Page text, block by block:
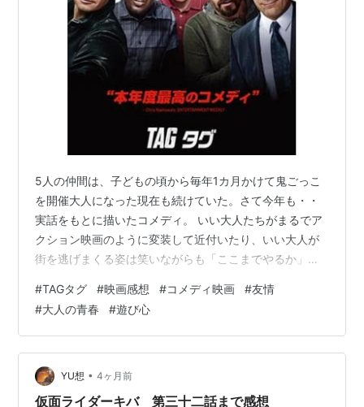
5人の仲間は、子どもの頃から毎年1カ月かけて鬼ごっこ
を開催大人になった現在も続けていた。さて今年も・・
実話をもとに描いたコメディ。 いい大人たちがまるでア
クション映画のように変装して近付いたり、いい大人が
街を逃げまくる姿は笑いながらも「ここまでやるか」と
した。「老いるから遊ばなくなるのではない。遊ばなく
なるから老いるのだ」 彼らが鬼ごっこを続けている理由
は、ただひとつ。「つながり」を失わないために。 バカ
バカしくて、くだらない。でも、だからこそ大切なもの
がある。
#TAGタグ #映画感想 #コメディ映画 #友情
#大人の青春 #遊び心
YU想 • 4ヶ月前
仮面ライダーキバ 第三十二話まで感想